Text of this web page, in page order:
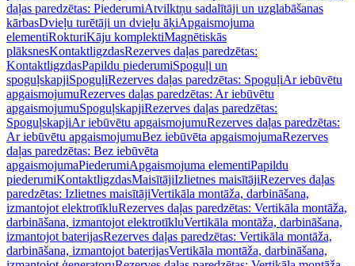
daļas paredzētas: PiederumiAtvilktņu sadalītāji un uzglabāšanas
kārbasDvieļu turētāji un dvieļu āķiApgaismojuma
elementiRokturiKāju komplektiMagnētiskās
plāksnesKontaktligzdasRezerves daļas paredzētas:
KontaktligzdasPapildu piederumiSpoguļi un
spoguļskapjiSpoguļiRezerves daļas paredzētas: SpoguļiAr iebūvētu
apgaismojumuRezerves daļas paredzētas: Ar iebūvētu
apgaismojumuSpoguļskapjiRezerves daļas paredzētas:
SpoguļskapjiAr iebūvētu apgaismojumuRezerves daļas paredzētas:
Ar iebūvētu apgaismojumuBez iebūvēta apgaismojumaRezerves
daļas paredzētas: Bez iebūvēta
apgaismojumaPiederumiApgaismojuma elementiPapildu
piederumiKontaktligzdasMaisītājiIzlietnes maisītājiRezerves daļas
paredzētas: Izlietnes maisītājiVertikāla montāža, darbināšana,
izmantojot elektrotīkluRezerves daļas paredzētas: Vertikāla montāža,
darbināšana, izmantojot elektrotīkluVertikāla montāža, darbināšana,
izmantojot baterijasRezerves daļas paredzētas: Vertikāla montāža,
darbināšana, izmantojot baterijasVertikāla montāža, darbināšana,